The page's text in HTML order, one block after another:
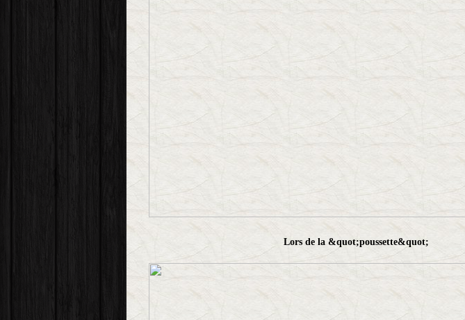
Lors de la &quot;poussette&quot;